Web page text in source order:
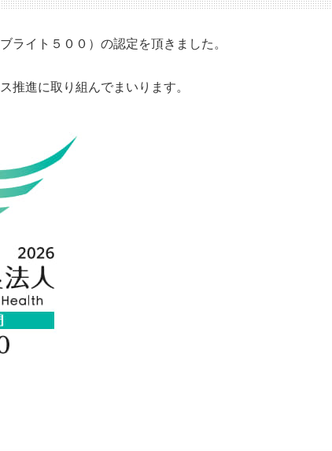
イト５００）の認定を頂きました。
推進に取り組んでまいります。